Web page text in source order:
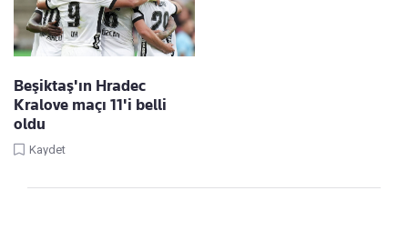
Beşiktaş'ın Hradec
Kralove maçı 11'i belli
oldu
Kaydet